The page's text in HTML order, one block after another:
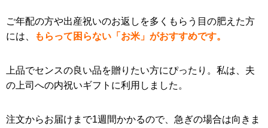
ご年配の方や出産祝いのお返しを多くもらう目の肥えた方
には、
もらって困らない「お米」がおすすめです。
上品でセンスの良い品を贈りたい方にぴったり。私は、夫
の上司への内祝いギフトに利用しました。
注文からお届けまで1週間かかるので、急ぎの場合は向きま